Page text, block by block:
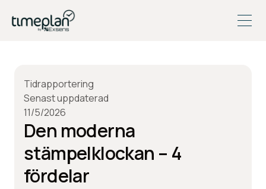
Tidrapportering
Senast uppdaterad
11/5/2026
Den moderna
stämpelklockan – 4
fördelar